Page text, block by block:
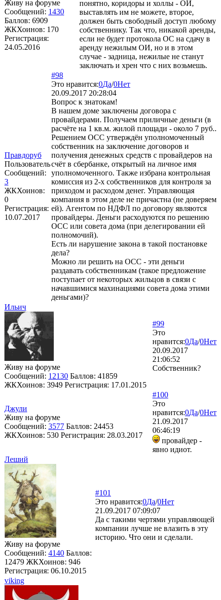
Живу на форуме
Сообщений: 1430
Баллов: 6909
ЖКХоинов: 170
Регистрация:
24.05.2016
понятно, коридоры и холлы - ОИ,
выставлять им не можете, второе,
должен быть свободный доступ любому
собственнику. Так что, никакой аренды,
если не будет протокола ОС на сдачу в
аренду нежилым ОИ, но и в этом
случае - задница, нежилые не станут
заключать и хрен что с них возьмешь.
Правдоруб
Пользователь
Сообщений:
3
ЖКХоинов:
0
Регистрация:
10.07.2017
#98
Это нравится:0Да/0Нет
20.09.2017 20:28:04
Вопрос к знатокам!
В нашем доме заключены договора с
провайдерами. Получаем приличные деньги (в
расчёте на 1 кв.м. жилой площади - около 7 руб..
Решением ОСС утверждён уполномоченный
собственник на заключение договоров и
получения денежных средств с провайдеров на
счёт в сбербанке, открытый на личное имя
уполномоченного. Также избрана контрольная
комиссия из 2-х собственников для контроля за
приходом и расходом денег. Управляющая
компания в этом деле не причастна (не доверяем
ей). Агентом по НДФЛ по договору являются
провайдеры. Деньги расходуются по решению
ОСС или совета дома (при делегировании ей
полномочий).
Есть ли нарушение закона в такой постановке
дела?
Можно ли решить на ОСС - эти деньги
раздавать собственникам (такое предложение
поступает от некоторых жильцов в связи с
начавшимися махинациями совета дома этими
деньгами)?
Ильич
Живу на форуме
Сообщений: 12130 Баллов: 41859
ЖКХоинов: 3949 Регистрация: 17.01.2015
#99
Это
нравится:0Да/0Нет
20.09.2017
21:06:52
Собственник?
Джули
Живу на форуме
Сообщений: 3577 Баллов: 24453
ЖКХоинов: 530 Регистрация: 28.03.2017
#100
Это
нравится:0Да/0Нет
21.09.2017
06:46:19
провайдер -
явно идиот.
Леший
Живу на форуме
Сообщений: 4140 Баллов:
12479 ЖКХоинов: 946
Регистрация: 06.10.2015
#101
Это нравится:0Да/0Нет
21.09.2017 07:09:07
Да с такими чертями управляющей
компании лучше не влазить в эту
историю. Что они и сделали.
viking